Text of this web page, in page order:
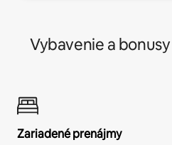
Vybavenie a
Zariadené prenájmy